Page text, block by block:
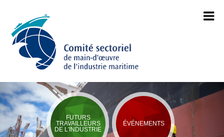
FUTURS
TRAVAILLEURS
DE L'INDUSTRIE
ÉVÉNEMENTS